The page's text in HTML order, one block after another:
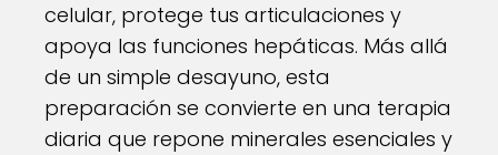
celular, protege tus articulaciones y
apoya las funciones hepáticas. Más allá
de un simple desayuno, esta
preparación se convierte en una terapia
diaria que repone minerales esenciales y